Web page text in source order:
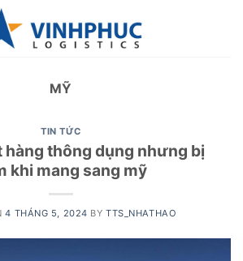
MỸ
TIN TỨC
hàng thông dụng nhưng bị
khi mang sang mỹ
4 THÁNG 5, 2024 BYTTS_NHATHAO